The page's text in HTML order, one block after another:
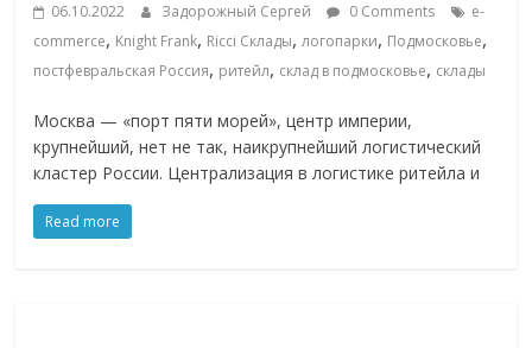
06.10.2022 Задорожный Сергей 0 Comments
e-
commerce, Knight Frank, Ricci Склады,логопарки, Подмосковье,
постфевральская Россия, ритейл, склад в подмосковье, склады
Москва — «порт пяти морей», центр империи,
крупнейший, нет не так, наикрупнейший логистический
кластер России. Централизация в логистике ритейла и
Read more